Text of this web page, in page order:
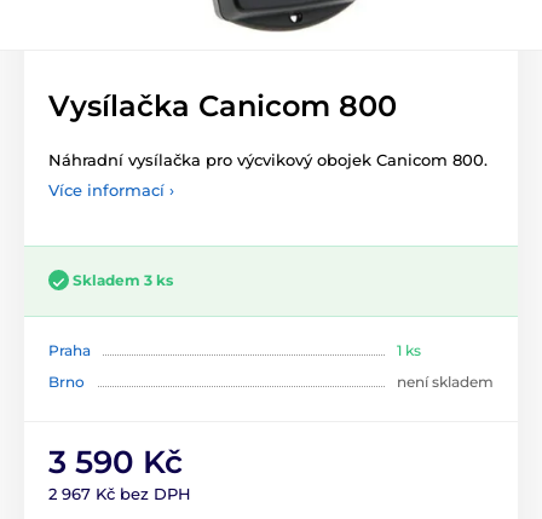
Vysílačka Canicom 800
Náhradní vysílačka pro výcvikový obojek Canicom 800.
Více informací ›
Skladem 3 ks
Praha
1 ks
Brno
není skladem
3 590 Kč
2 967 Kč bez DPH